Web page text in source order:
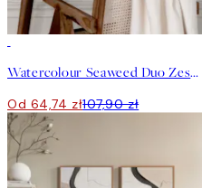
Watercolour Seaweed Duo Zestaw plakatów
Od 64,74 zł107,90 zł